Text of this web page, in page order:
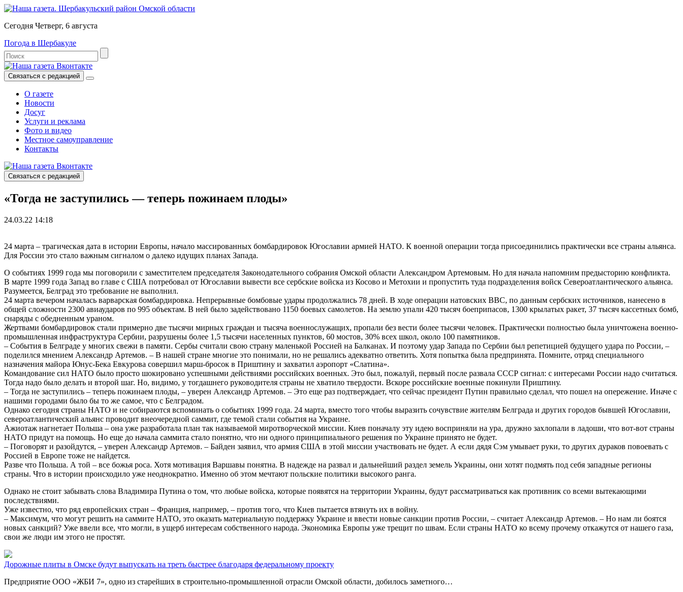
Сегодня Четверг, 6 августа
Погода в Шербакуле
Связаться с редакцией
О газете
Новости
Досуг
Услуги и реклама
Фото и видео
Местное самоуправление
Контакты
Связаться с редакцией
«Тогда не заступились — теперь пожинаем плоды»
24.03.22 14:18
24 марта – трагическая дата в истории Европы, начало массированных бомбардировок Югославии армией НАТО. К военной операции тогда присоединились практически все страны альянса.
Для России это стало важным сигналом о далеко идущих планах Запада.
О событиях 1999 года мы поговорили с заместителем председателя Законодательного собрания Омской области Александром Артемовым. Но для начала напомним предысторию конфликта.
В марте 1999 года Запад во главе с США потребовал от Югославии вывести все сербские войска из Косово и Метохии и пропустить туда подразделения войск Североатлантического альянса.
Разумеется, Белград это требование не выполнил.
24 марта вечером началась варварская бомбардировка. Непрерывные бомбовые удары продолжались 78 дней. В ходе операции натовских ВВС, по данным сербских источников, нанесено в
общей сложности 2300 авиаударов по 995 объектам. В ней было задействовано 1150 боевых самолетов. На землю упали 420 тысяч боеприпасов, 1300 крылатых ракет, 37 тысяч кассетных бомб,
снаряды с обедненным ураном.
Жертвами бомбардировок стали примерно две тысячи мирных граждан и тысяча военнослужащих, пропали без вести более тысячи человек. Практически полностью была уничтожена военно-
промышленная инфраструктура Сербии, разрушены более 1,5 тысячи населенных пунктов, 60 мостов, 30% всех школ, около 100 памятников.
– События в Белграде у многих свежи в памяти. Сербы считали свою страну маленькой Россией на Балканах. И поэтому удар Запада по Сербии был репетицией будущего удара по России, –
поделился мнением Александр Артемов. – В нашей стране многие это понимали, но не решались адекватно ответить. Хотя попытка была предпринята. Помните, отряд специального
назначения майора Юнус-Бека Евкурова совершил марш-бросок в Приштину и захватил аэропорт «Слатина».
Командование сил НАТО было просто шокировано успешными действиями российских военных. Это был, пожалуй, первый после развала СССР сигнал: с интересами России надо считаться.
Тогда надо было делать и второй шаг. Но, видимо, у тогдашнего руководителя страны не хватило твердости. Вскоре российские военные покинули Приштину.
– Тогда не заступились – теперь пожинаем плоды, – уверен Александр Артемов. – Это еще раз подтверждает, что сейчас президент Путин правильно сделал, что пошел на опережение. Иначе с
нашими городами было бы то же самое, что с Белградом.
Однако сегодня страны НАТО и не собираются вспоминать о событиях 1999 года. 24 марта, вместо того чтобы выразить сочувствие жителям Белграда и других городов бывшей Югославии,
североатлантический альянс проводит внеочередной саммит, где темой стали события на Украине.
Ажиотаж нагнетает Польша – она уже разработала план так называемой миротворческой миссии. Киев поначалу эту идею восприняли на ура, дружно захлопали в ладоши, что вот-вот страны
НАТО придут на помощь. Но еще до начала саммита стало понятно, что ни одного принципиального решения по Украине принято не будет.
– Поговорят и разойдутся, – уверен Александр Артемов. – Байден заявил, что армия США в этой миссии участвовать не будет. А если дядя Сэм умывает руки, то других дураков повоевать с
Россией в Европе тоже не найдется.
Разве что Польша. А той – все божья роса. Хотя мотивация Варшавы понятна. В надежде на развал и дальнейший раздел земель Украины, они хотят подмять под себя западные регионы
страны. Что в истории происходило уже неоднократно. Именно об этом мечтают польские политики высокого ранга.
Однако не стоит забывать слова Владимира Путина о том, что любые войска, которые появятся на территории Украины, будут рассматриваться как противник со всеми вытекающими
последствиями.
Уже известно, что ряд европейских стран – Франция, например, – против того, что Киев пытается втянуть их в войну.
– Максимум, что могут решить на саммите НАТО, это оказать материальную поддержку Украине и ввести новые санкции против России, – считает Александр Артемов. – Но нам ли боятся
новых санкций? Уже ввели все, что могли, в ущерб интересам собственного народа. Экономика Европы уже трещит по швам. Если страны НАТО ко всему прочему откажутся от нашего газа,
свои же люди им этого не простят.
Дорожные плиты в Омске будут выпускать на треть быстрее благодаря федеральному проекту
Предприятие ООО «ЖБИ 7», одно из старейших в строительно‑промышленной отрасли Омской области, добилось заметного…